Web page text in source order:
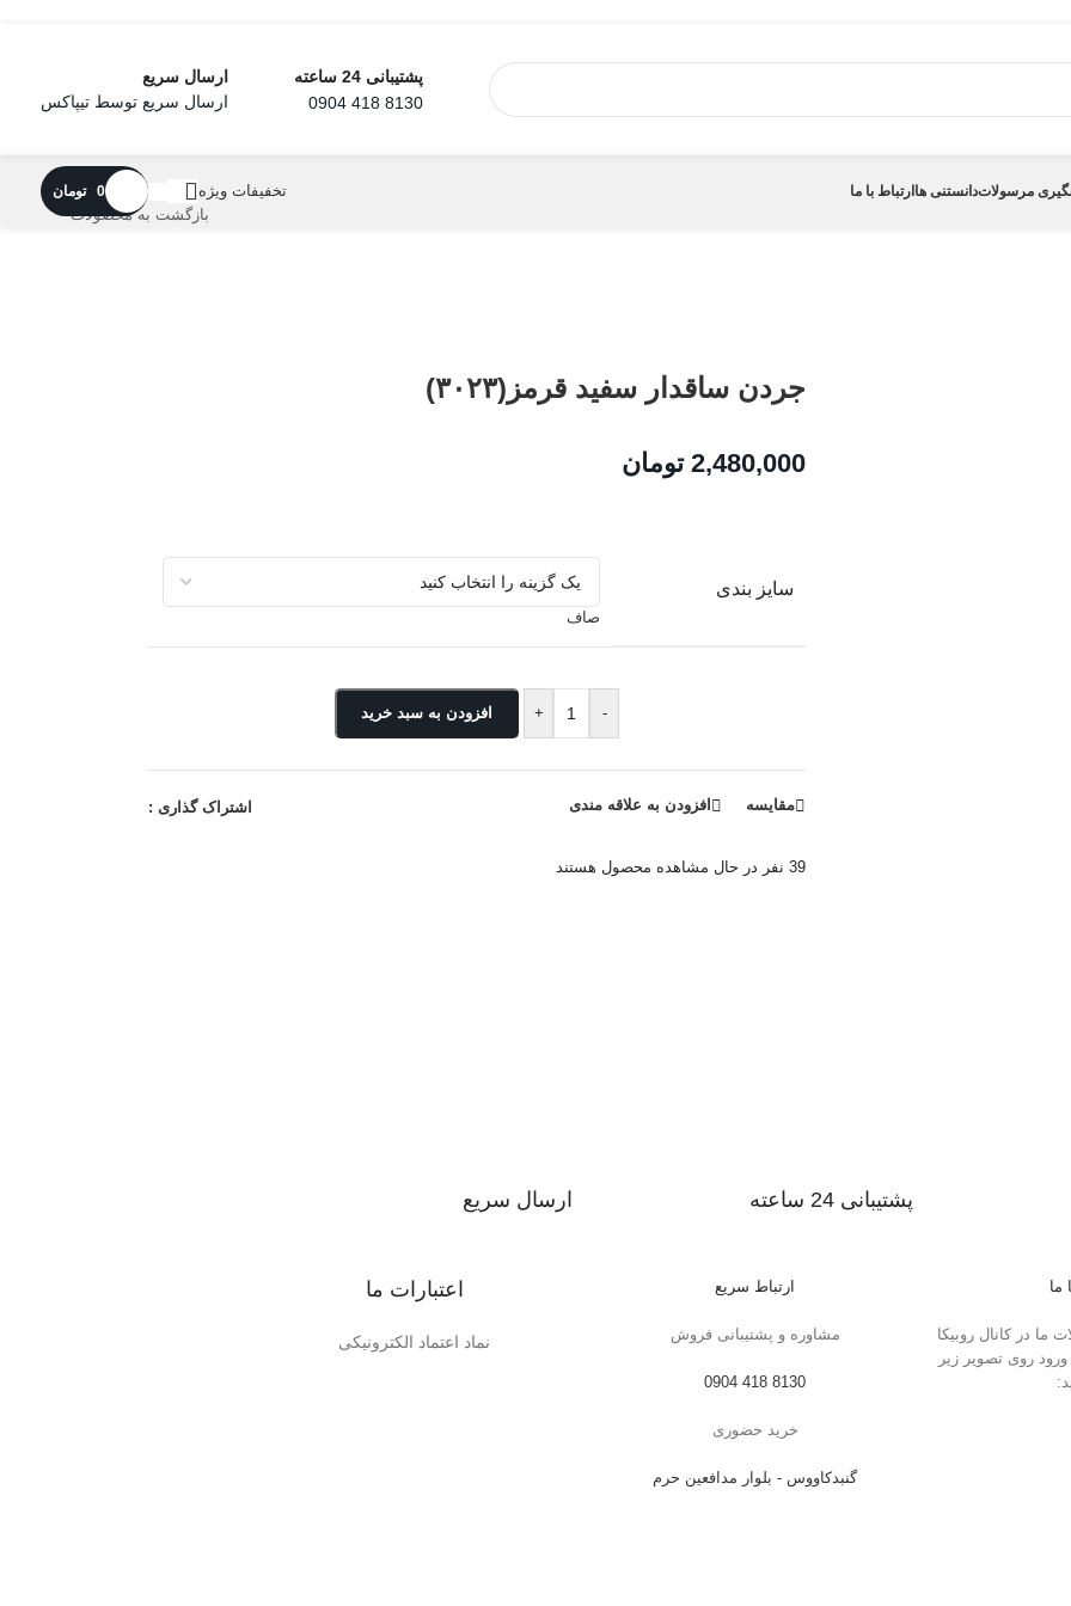
پشتیبانی 24 ساعته
8130 418 0904
ارسال سریع
ارسال سریع توسط تیپاکس
مرسولاتدانستنی ها ارتباط با ما تخفیفات ویژه 0 تومان
بازگشت به محصولات
جردن ساقدار سفید قرمز(۳۰۲۳)
2,480,000 تومان
سایز بندی
صاف
-
+ افزودن به سبد خرید
مقایسه افزودن به علاقه مندی اشتراک گذاری :
39 نفر در حال مشاهده محصول هستند
پشتیبانی 24 ساعته ارسال سریع
ما
ما در کانال روبیکا
روی تصویر زیر
ارتباط سریع
مشاوره و پشتیبانی فروش
8130 418 0904
خرید حضوری
گنبدکاووس - بلوار مدافعین حرم
اعتبارات ما
نماد اعتماد الکترونیکی